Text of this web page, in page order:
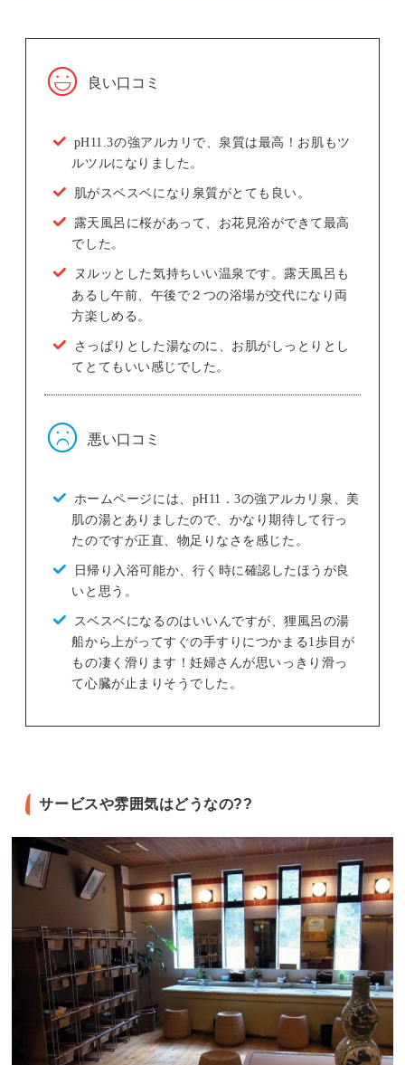
良い口コミ
pH11.3の強アルカリで、泉質は最高！お肌もツ
ルツルになりました。
肌がスベスベになり泉質がとても良い。
露天風呂に桜があって、お花見浴ができて最高
でした。
ヌルッとした気持ちいい温泉です。露天風呂も
あるし午前、午後で２つの浴場が交代になり両
方楽しめる。
さっぱりとした湯なのに、お肌がしっとりとし
てとてもいい感じでした。
悪い口コミ
ホームページには、pH11．3の強アルカリ泉、美
肌の湯とありましたので、かなり期待して行っ
たのですが正直、物足りなさを感じた。
日帰り入浴可能か、行く時に確認したほうが良
いと思う。
スベスベになるのはいいんですが、狸風呂の湯
船から上がってすぐの手すりにつかまる1歩目が
もの凄く滑ります！妊婦さんが思いっきり滑っ
て心臓が止まりそうでした。
サービスや雰囲気はどうなの??